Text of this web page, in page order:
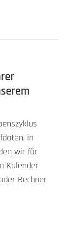
in
wir für
Kalender
Rechner